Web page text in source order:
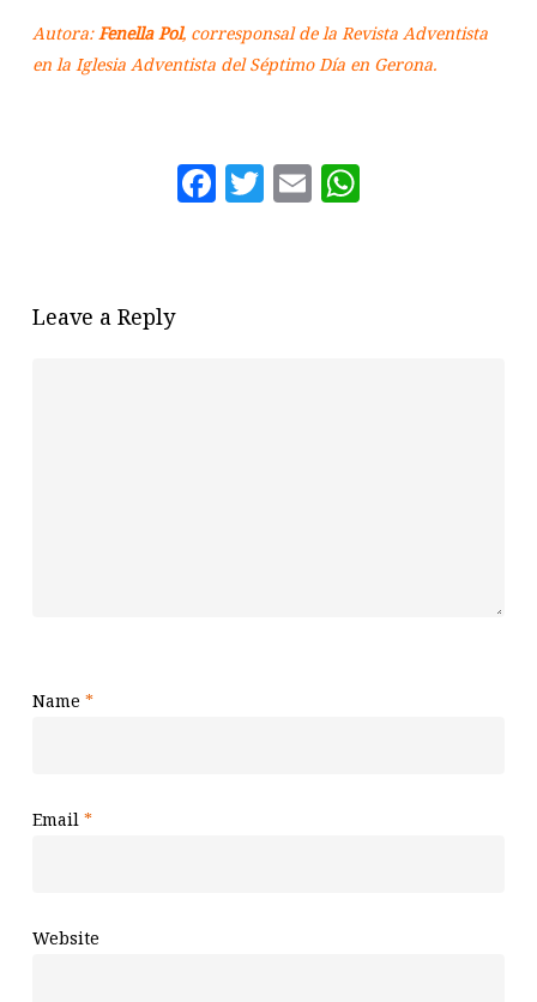
Autora:Fenella Pol, corresponsal de la Revista Adventista
en la Iglesia Adventista del Séptimo Día en Gerona.
Facebook
Twitter
Email
Leave a Reply
Name *
Email *
Website